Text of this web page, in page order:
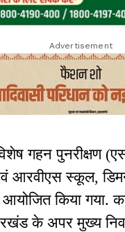
Advertisement
गहन
आरवीएस स्कूल,
किया गया.
के अपर मुख्य